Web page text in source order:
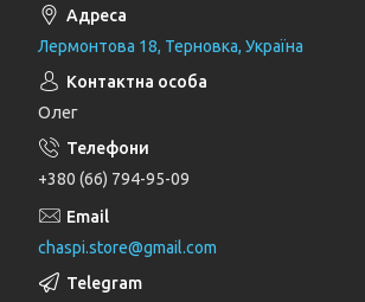
Генератори
Шлангові під'єднання та перемикаючі
вентилі
Тримачі, кронштейни та штанги для
душу
Лійки для душу
Душові комплекти
Лермонтова 18, Терновка, Україна
Олег
+380 (66) 794-95-09
chaspi.store@gmail.com